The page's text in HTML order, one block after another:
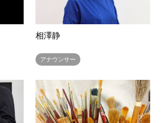
相澤静
アナウンサー